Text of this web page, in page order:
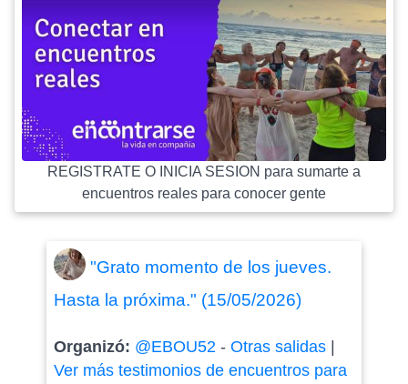
REGISTRATE O INICIA SESION para sumarte a
encuentros reales para conocer gente
"Grato momento de los jueves.
Hasta la próxima." (15/05/2026)
Organizó: @EBOU52- Otras salidas|
Ver más testimonios de encuentros para